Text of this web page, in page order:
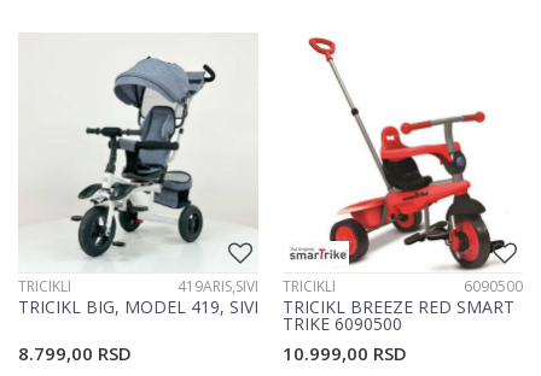
TRICIKLI 419ARIS,SIVI
TRICIKL BIG, MODEL 419, SIVI
8.799,00 RSD
TRICIKLI 6090500
TRICIKL BREEZE RED SMART
TRIKE 6090500
10.999,00 RSD